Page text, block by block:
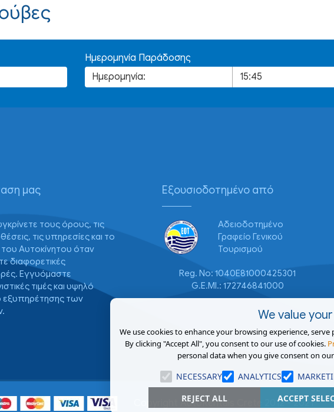
Ημερομηνία Παράδοσης
μας
τους όρους, τις
τις υπηρεσίες και το
Αυτοκίνητου όταν
διαφορετικές
Εγγυόμαστε
τιμές και υψηλό
εξυπηρέτησης των
Εξουσιοδοτημένο από
Αδειοδοτημένο
Γραφείο Γενικού
Τουρισμού
Reg. No: 1040E81000425301
G.E.MI.: 172746841000
Copyright AutoRentals Crete 2012 - 2021
We value
We use cookies to enhance your browsing experience,
By clicking "Accept All", you consent to our use of cookies.
personal data when you give consent on
NECESSARY ANALYTICS
REJECT ALL
ACCEPT